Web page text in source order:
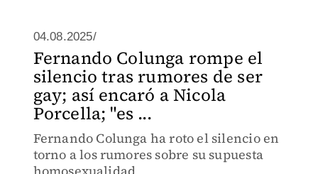
04.08.2025/
Fernando Colunga rompe el
silencio tras rumores de ser
gay; así encaró a Nicola
Porcella; "es ...
Fernando Colunga ha roto el silencio en
torno a los rumores sobre su supuesta